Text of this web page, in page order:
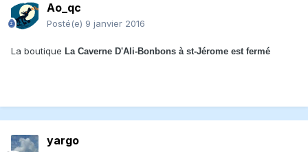
Ao_qc
Posté(e) 9 janvier 2016
La boutique La Caverne D'Ali-Bonbons à st-Jérome est fermé
yargo